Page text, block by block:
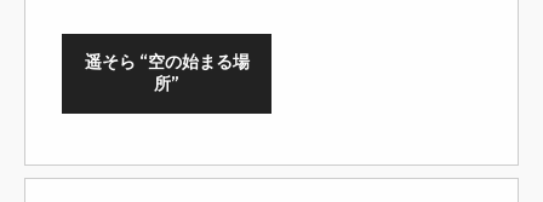
遥そら “空の始まる場
所”